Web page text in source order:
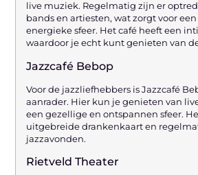
live muziek. Regelmatig zijn er
bands en artiesten, wat zorgt voor
energieke sfeer. Het café heeft een
waardoor je echt kunt genieten van
Jazzcafé Bebop
Voor de jazzliefhebbers is Jazzcafé
aanrader. Hier kun je genieten van
een gezellige en ontspannen sfeer.
uitgebreide drankenkaart en
jazzavonden.
Rietveld Theater